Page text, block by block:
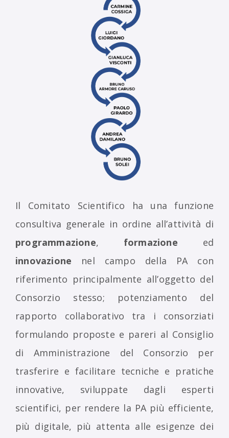
Il Comitato Scientifico ha una funzione
consultiva generale in ordine all’attività di
programmazione, formazione ed
innovazione nel campo della PA con
riferimento principalmente all’oggetto del
Consorzio stesso; potenziamento del
rapporto collaborativo tra i consorziati
formulando proposte e pareri al Consiglio
di Amministrazione del Consorzio per
trasferire e facilitare tecniche e pratiche
innovative, sviluppate dagli esperti
scientifici, per rendere la PA più efficiente,
più digitale, più attenta alle esigenze dei